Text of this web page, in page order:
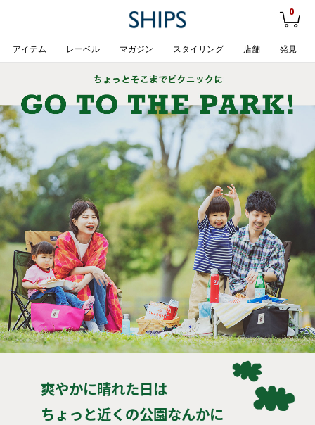
0
アイテム レーベル マガジン スタイリング 店舗 発見
爽やかに晴れた日は
ちょっと近くの公園なんかに